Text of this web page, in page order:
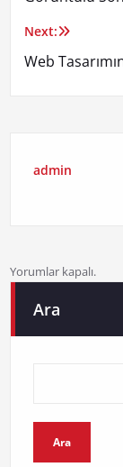
Next:
Web
admin
Yorumlar kapalı.
Ara
Ara